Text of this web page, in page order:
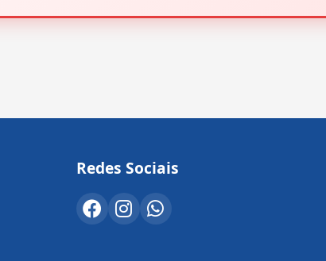
Redes Sociais